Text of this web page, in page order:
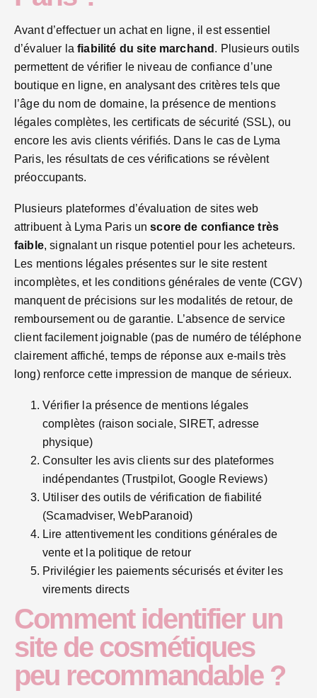
Avant d’effectuer un achat en ligne, il est essentiel
d’évaluer lafiabilité du site marchand . Plusieurs outils
permettent de vérifier le niveau de confiance d’une
boutique en ligne, en analysant des critères tels que
l’âge du nom de domaine, la présence de mentions
légales complètes, les certificats de sécurité (SSL), ou
encore les avis clients vérifiés. Dans le cas de Lyma
Paris, les résultats de ces vérifications se révèlent
préoccupants.
Plusieurs plateformes d’évaluation de sites web
attribuent à Lyma Paris unscore de confiance très
faible, signalant un risque potentiel pour les acheteurs.
Les mentions légales présentes sur le site restent
incomplètes, et les conditions générales de vente (CGV)
manquent de précisions sur les modalités de retour, de
remboursement ou de garantie. L’absence de service
client facilement joignable (pas de numéro de téléphone
clairement affiché, temps de réponse aux e-mails très
long) renforce cette impression de manque de sérieux.
Vérifier la présence de mentions légales
complètes (raison sociale, SIRET, adresse
physique)
Consulter les avis clients sur des plateformes
indépendantes (Trustpilot, Google Reviews)
Utiliser des outils de vérification de fiabilité
(Scamadviser, WebParanoid)
Lire attentivement les conditions générales de
vente et la politique de retour
Privilégier les paiements sécurisés et éviter les
virements directs
Comment identifier un
site de cosmétiques
peu recommandable ?